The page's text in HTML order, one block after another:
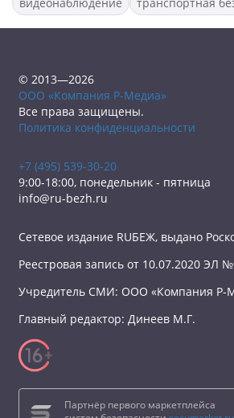
© 2013—2026
ООО «Компания Р-Медиа»
Все права защищены.
Политика конфиденциальности
+7 (495) 539-30-20
9:00-18:00, понедельник - пятница
info@ru-bezh.ru
Сетевое издание RUБЕЖ, выдано
Реестровая запись от 10.07.2020 ЭЛ
Учредитель СМИ: ООО «Компания Р-
Главный редактор: Динеев М.Г.
Партнёр первого маркетплейса